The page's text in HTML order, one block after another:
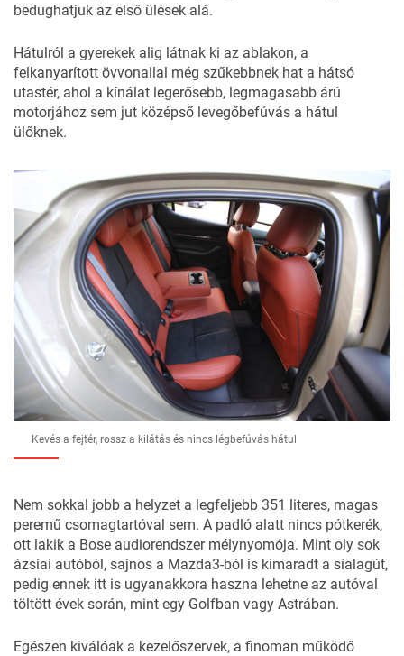
bedughatjuk az első ülések alá.
Hátulról a gyerekek alig látnak ki az ablakon, a
felkanyarított övvonallal még szűkebbnek hat a hátsó
utastér, ahol a kínálat legerősebb, legmagasabb árú
motorjához sem jut középső levegőbefúvás a hátul
ülőknek.
Kevés a fejtér, rossz a kilátás és nincs légbefúvás hátul
Nem sokkal jobb a helyzet a legfeljebb 351 literes, magas
peremű csomagtartóval sem. A padló alatt nincs pótkerék,
ott lakik a Bose audiorendszer mélynyomója. Mint oly sok
ázsiai autóból, sajnos a Mazda3-ból is kimaradt a síalagút,
pedig ennek itt is ugyanakkora haszna lehetne az autóval
töltött évek során, mint egy Golfban vagy Astrában.
Egészen kiválóak a kezelőszervek, a finoman működő